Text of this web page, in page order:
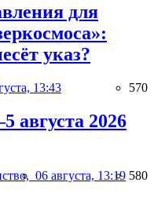
для
указ?
13:43 570
августа 2026
06 августа, 13:19 580